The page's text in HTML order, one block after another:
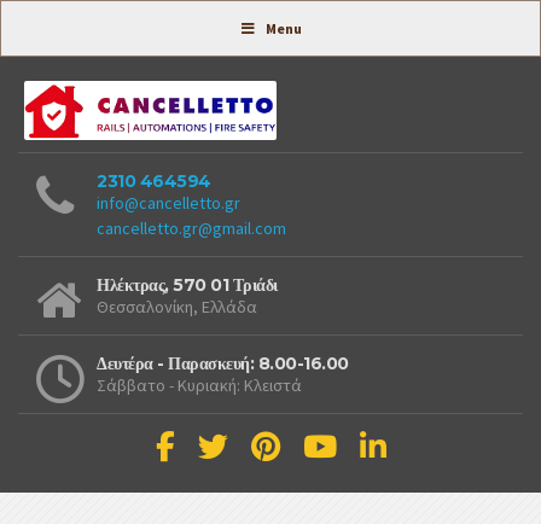
Συστήματα Ασφαλείας -
2310 464594
info@cancelletto.gr
cancelletto.gr@gmail.com
Ηλέκτρας, 570 01 Τριάδι
Θεσσαλονίκη, Ελλάδα
Δευτέρα - Παρασκευή: 8.00-16.00
Σάββατο - Κυριακή: Κλειστά
Menu